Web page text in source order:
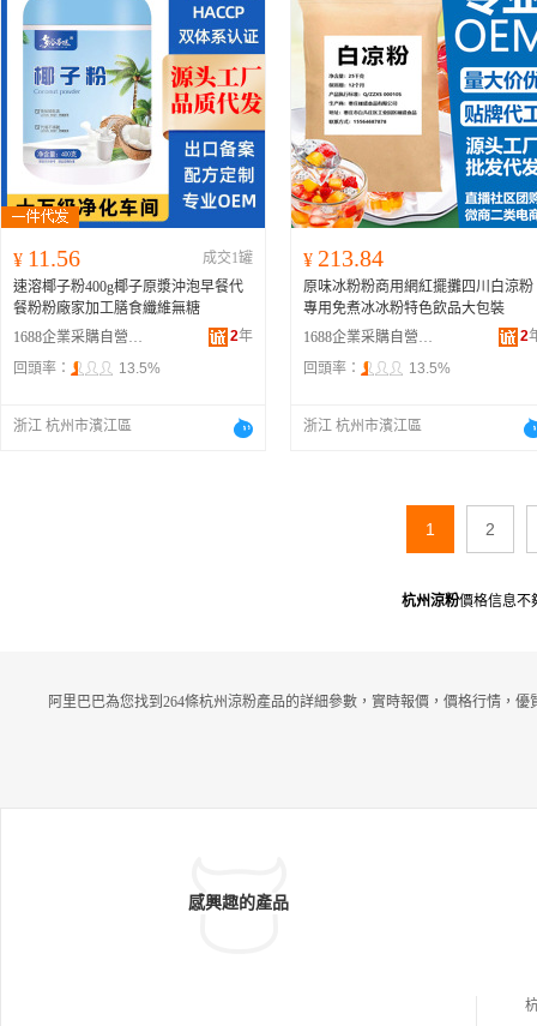
¥ 11.56
成交1罐
速溶椰子粉400g椰子原漿沖泡早餐代
餐粉粉廠家加工膳食纖維無糖
1688企業采購自營商城
2年
回頭率：
13.5%
浙江 杭州市濱江區
¥ 213.84
原味冰粉粉商用網紅擺攤四川白涼粉
專用免煮冰冰粉特色飲品大包裝
1688企業采購自營商城
2
回頭率：
13.5%
浙江 杭州市濱江區
1 2
杭州涼粉價格信息不
阿里巴巴為您找到264條杭州涼粉產品的詳細參數，實時報價，價格行情，優
感興趣的產品